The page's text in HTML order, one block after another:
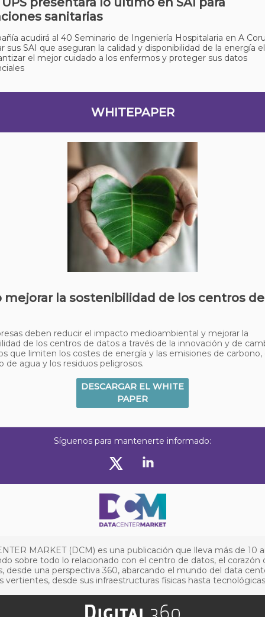
sanitarias
acudirá al 40 Seminario de Ingeniería Hospitalaria en A
sus SAI que aseguran la calidad y disponibilidad de la energía
el mejor cuidado a los enfermos y proteger sus datos
WHITEPAPER
mejorar la sostenibilidad de los centros de
deben reducir el impacto medioambiental y mejorar la
de los centros de datos a través de la innovación y de
que limiten los costes de energía y las emisiones de carbono,
de agua y los residuos peligrosos.
DESCARGAR EL WHITE
PAPER
Síguenos para mantenerte informado:
MARKET (DCM) es una publicación que lleva más de 10
sobre todo lo relacionado con el centro de datos, el corazón
desde una perspectiva 360, abarcando el mundo del data
vertientes, desde sus infraestructuras físicas hasta